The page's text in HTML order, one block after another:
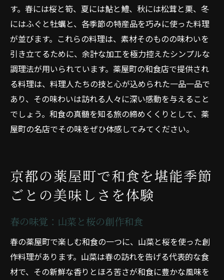
す。春には桜と筍、夏には鮎と鱧、秋には松茸と栗、冬
にはふぐと牡蠣と、各季節の特産品を巧みに使った料理
が並びます。これらの料理は、素材そのものの味わいを
引き立てるために、余計な加工を極力控えたシンプルな
調理法が用いられています。薬屋町の和食店で提供され
る料理は、料理人たちの技と心が込められた一品一品で
あり、その味わいは訪れる人々に深い感動を与えること
でしょう。和食の真髄を知る旅の締めくくりとして、薬
屋町の名店でその味をぜひ体感してみてください。
京都の薬屋町で和食を堪能季節
ごとの美味しさを体験
春の味覚：山菜と桜の創作和食
春の薬屋町で楽しむ和食の一つに、山菜と桜を使った創
作料理があります。山菜は春の訪れを告げる代表的な食
材で、その新鮮な香りとほろ苦さが和食に豊かな風味を